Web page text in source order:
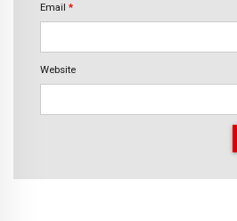
Email *
Website